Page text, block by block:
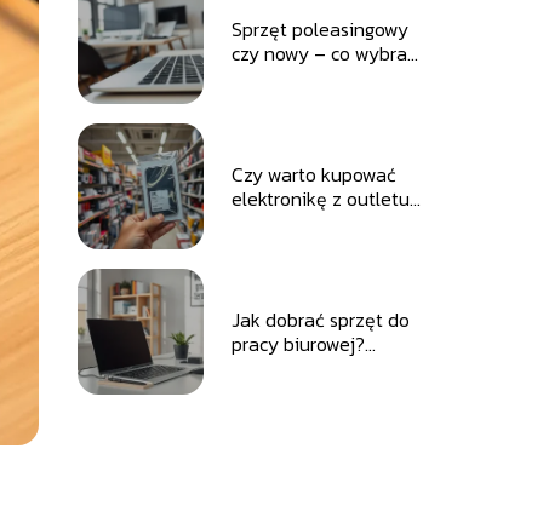
Sprzęt poleasingowy
czy nowy – co wybrać
Czy warto kupować
elektronikę z outletu?
Jak dobrać sprzęt do
pracy biurowej?